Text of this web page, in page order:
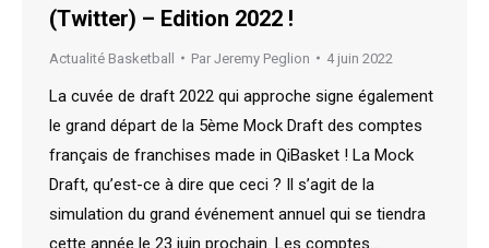
(Twitter) – Edition 2022 !
Actualité Basketball Par Jeremy Peglion 4 juin 2022
La cuvée de draft 2022 qui approche signe également
le grand départ de la 5ème Mock Draft des comptes
français de franchises made in QiBasket ! La Mock
Draft, qu’est-ce à dire que ceci ? Il s’agit de la
simulation du grand événement annuel qui se tiendra
cette année le 23 juin prochain. Les comptes…